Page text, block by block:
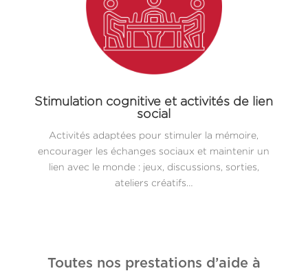
Stimulation cognitive et activités de lien
social
Activités adaptées pour stimuler la mémoire,
encourager les échanges sociaux et maintenir un
lien avec le monde : jeux, discussions, sorties,
ateliers créatifs…
Toutes nos prestations d’aide à